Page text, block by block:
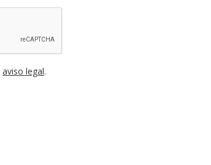
aviso legal.